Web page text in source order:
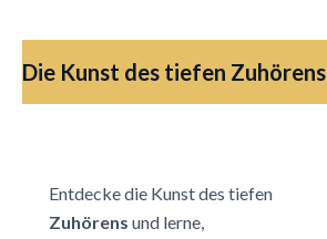
Die Kunst des tiefen Zuhörens
Entdecke die Kunst des tiefen
Zuhörens und lerne,